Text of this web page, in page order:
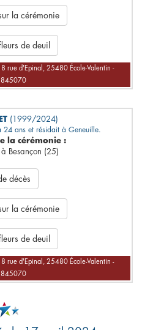
la cérémonie
de deuil
8 rue d'Epinal, 25480 École-Valentin -
(1999/2024)
24 ans et résidait à Geneuille.
la cérémonie :
Besançon (25)
décès
la cérémonie
de deuil
8 rue d'Epinal, 25480 École-Valentin -